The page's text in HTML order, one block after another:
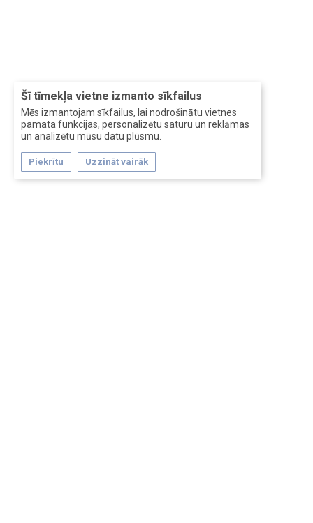
Šī tīmekļa vietne izmanto sīkfailus
Mēs izmantojam sīkfailus, lai nodrošinātu vietnes
pamata funkcijas, personalizētu saturu un reklāmas
un analizētu mūsu datu plūsmu.
Piekrītu Uzzināt vairāk